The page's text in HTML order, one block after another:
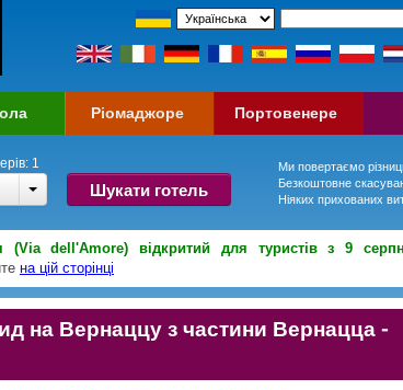
Ріомаджоре Портовенере
1
Шукати готель
Ми повертаємо
Безкоштовне
Ніяких прихованих
dell'Amore) відкритий для туристів з 9
на цій сторінці
на Вернаццу з частини Вернацца -